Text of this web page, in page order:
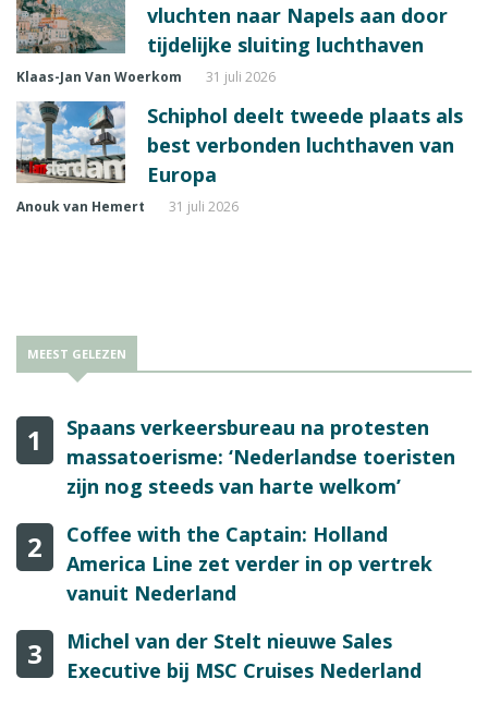
vluchten naar Napels aan door
tijdelijke sluiting luchthaven
Klaas-Jan Van Woerkom 31 juli 2026
Schiphol deelt tweede plaats als
best verbonden luchthaven van
Europa
Anouk van Hemert 31 juli 2026
MEEST GELEZEN
1
Spaans verkeersbureau na protesten
massatoerisme: ‘Nederlandse toeristen
zijn nog steeds van harte welkom’
2
Coffee with the Captain: Holland
America Line zet verder in op vertrek
vanuit Nederland
3
Michel van der Stelt nieuwe Sales
Executive bij MSC Cruises Nederland